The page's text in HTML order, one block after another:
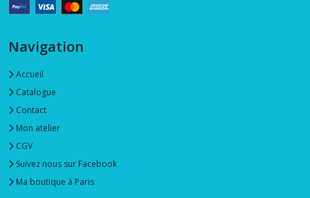
Navigation
Accueil
Catalogue
Contact
Mon atelier
CGV
Suivez nous sur Facebook
Ma boutique à Paris